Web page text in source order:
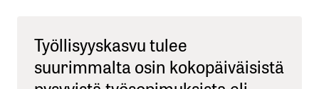
Työllisyyskasvu tulee
suurimmalta osin kokopäiväisistä